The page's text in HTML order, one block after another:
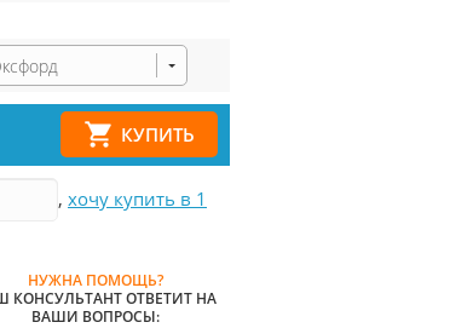
, хочу купить в 1
НУЖНА ПОМОЩЬ?
КОНСУЛЬТАНТ ОТВЕТИТ НА
ВАШИ ВОПРОСЫ: